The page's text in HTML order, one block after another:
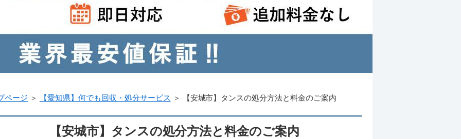
ページ ＞ 【愛知県】何でも回収・処分サービス ＞ 【安城市】タンスの処分方法と料金のご案内
【安城市】タンスの処分方法と料金のご案内